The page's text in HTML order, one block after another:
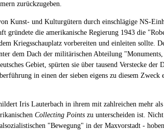
zurückzugeben.
Kunst- und Kulturgütern durch einschlägige NS-
gründete die amerikanische Regierung 1943 die
Kriegsschauplatz vorbereiten und einleiten sollte.
dem Dach der militärischen Abteilung
Gebiet, spürten sie über tausend Verstecke
in einen der sieben eigens zu diesem Zweck
Iris Lauterbach in ihrem mit zahlreichen mehr
Collecting Points zu unterscheiden ist.
"Bewegung" in der Maxvorstadt -